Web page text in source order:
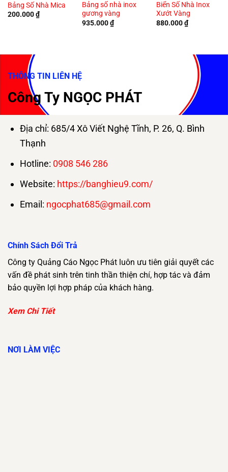
Bảng Số Nhà Mica
200.000₫
Bảng số nhà inox
gương vàng
935.000₫
Biển Số Nhà Inox
Xướt Vàng
880.000₫
THÔNG TIN LIÊN HỆ
Công Ty NGỌC PHÁT
Địa chỉ: 685/4 Xô Viết Nghệ Tĩnh, P. 26, Q. Bình
Thạnh
Hotline: 0908 546 286
Website: https://banghieu9.com/
Email: ngocphat685@gmail.com
Chính Sách Đổi Trả
Công ty Quảng Cáo Ngọc Phát luôn ưu tiên giải quyết các
vấn đề phát sinh trên tinh thần thiện chí, hợp tác và đảm
bảo quyền lợi hợp pháp của khách hàng.
Xem Chi Tiết
NƠI LÀM VIỆC